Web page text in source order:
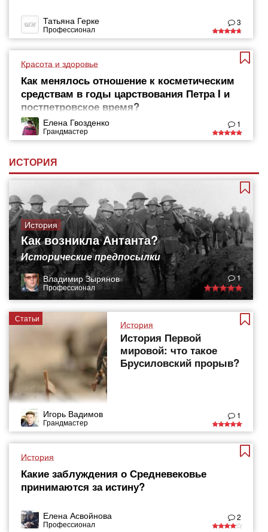
Татьяна Герке
Профессионал
3
Красота и здоровье
Как менялось отношение к косметическим
средствам в годы царствования Петра I и
постпетровское время?
Елена Гвозденко
Грандмастер
1
ИСТОРИЯ
История
Как возникла Антанта?
Исторические предпосылки
Владимир Зырянов
Профессионал
1
Статьи
История
История Первой
мировой: что такое
Брусиловский прорыв?
Игорь Вадимов
Грандмастер
1
История
Какие заблуждения о Средневековье
принимаются за истину?
Елена Асвойнова
Профессионал
2